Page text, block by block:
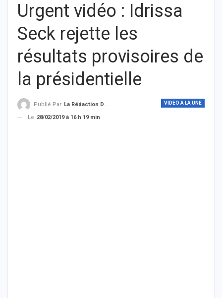
Urgent vidéo : Idrissa
Seck rejette les
résultats provisoires de
la présidentielle
VIDEO A LA UNE
Publié Par La Rédaction De THIEYSENEGAL.com
Le 28/02/2019 à 16 h 19 min